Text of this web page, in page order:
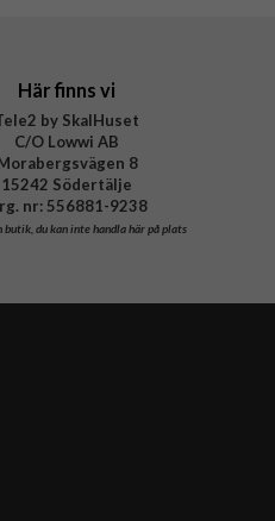
Här finns vi
by SkalHuset
C/O Lowwi AB
8
15242 Södertälje
nr: 556881-9238
butik, du kan inte handla här på plats